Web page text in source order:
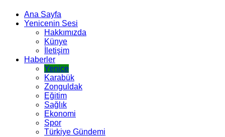
Ana Sayfa
Yenicenin Sesi
Hakkımızda
Künye
İletişim
Haberler
Yenice
Karabük
Zonguldak
Eğitim
Sağlık
Ekonomi
Spor
Türkiye Gündemi